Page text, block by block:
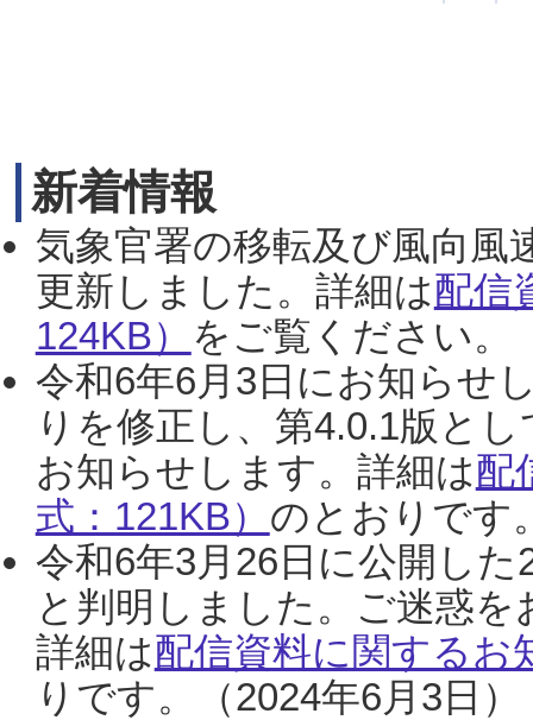
新着情報
気象官署の移転及び風向風
更新しました。詳細は配信
124KB） をご覧ください。
令和6年6月3日にお知らせ
りを修正し、第4.0.1版と
お知らせします。詳細は配
式：121KB） のとおりです
令和6年3月26日に公開し
と判明しました。ご迷惑
詳細は配信資料に関するお
りです。（2024年6月3日）